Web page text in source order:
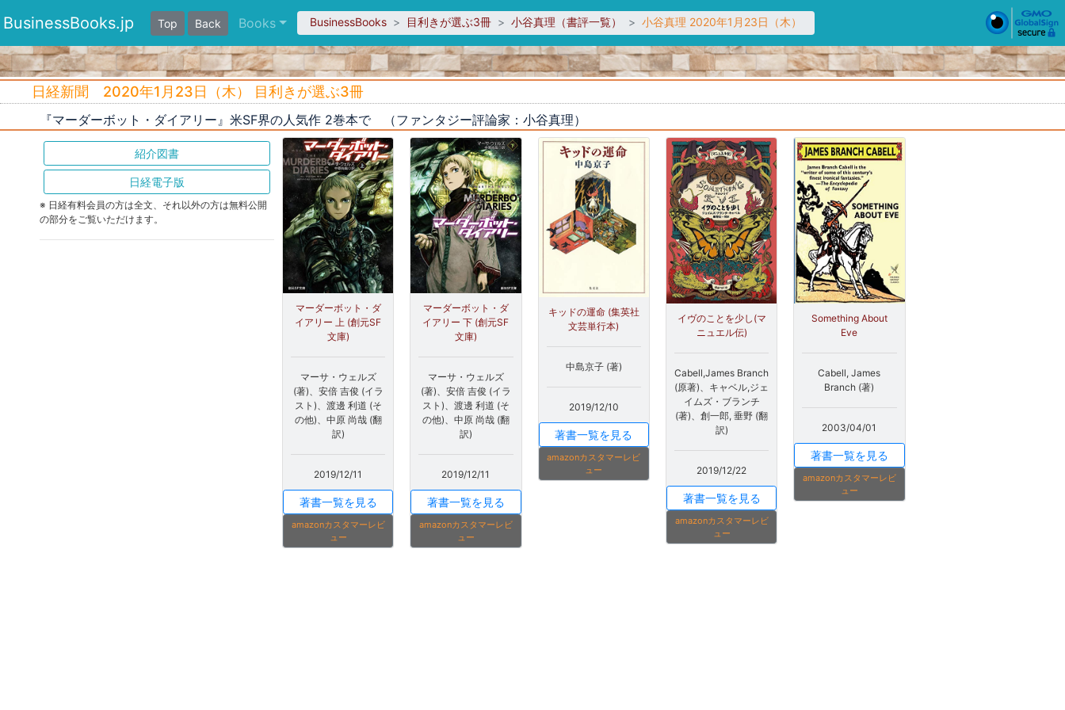
BusinessBooks.jp Top Back Books BusinessBooks 目利きが選ぶ3冊 小谷真理（書評一覧） 小谷真理 2020年1月23日（木）
日経新聞 2020年1月23日（木） 目利きが選ぶ3冊
『マーダーボット・ダイアリー』米SF界の人気作 2巻本で （ファンタジー評論家：小谷真理）
紹介図書
日経電子版
※ 日経有料会員の方は全文、それ以外の方は無料公開
の部分をご覧いただけます。
マーダーボット・ダ
イアリー 上 (創元SF
文庫)
マーサ・ウェルズ
(著)、安倍 吉俊 (イラ
スト)、渡邊 利道 (そ
の他)、中原 尚哉 (翻
訳)
2019/12/11
著書一覧を見る
amazonカスタマーレビ
ュー
マーダーボット・ダ
イアリー 下 (創元SF
文庫)
マーサ・ウェルズ
(著)、安倍 吉俊 (イラ
スト)、渡邊 利道 (そ
の他)、中原 尚哉 (翻
訳)
2019/12/11
著書一覧を見る
amazonカスタマーレビ
ュー
キッドの運命 (集英社
文芸単行本)
中島京子 (著)
2019/12/10
著書一覧を見る
amazonカスタマーレビ
ュー
イヴのことを少し(マ
ニュエル伝)
Cabell,James Branch
(原著)、キャベル,ジェ
イムズ・ブランチ
(著)、創一郎, 垂野 (翻
訳)
2019/12/22
著書一覧を見る
amazonカスタマーレビ
ュー
Something About
Eve
Cabell, James
Branch (著)
2003/04/01
著書一覧を見る
amazonカスタマーレビ
ュー